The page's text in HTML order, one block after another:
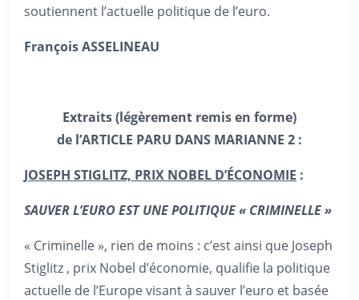
soutiennent l’actuelle politique de l’euro.
François ASSELINEAU
Extraits (légèrement remis en forme)
de l’ARTICLE PARU DANS MARIANNE 2 :
JOSEPH STIGLITZ, PRIX NOBEL D’ÉCONOMIE :
SAUVER L’EURO EST UNE POLITIQUE « CRIMINELLE »
« Criminelle », rien de moins : c’est ainsi que Joseph
Stiglitz , prix Nobel d’économie, qualifie la politique
actuelle de l’Europe visant à sauver l’euro et basée